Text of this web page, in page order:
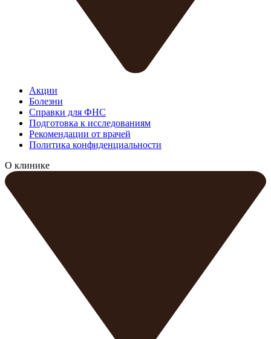
Акции
Болезни
Справки для ФНС
Подготовка к исследованиям
Рекомендации от врачей
Политика конфиденциальности
О клинике